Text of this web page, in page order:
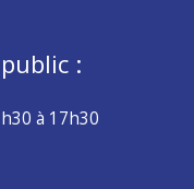
:
à 17h30